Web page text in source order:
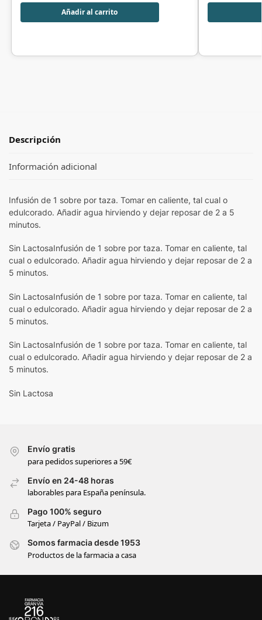
Añadir al carrito
Descripción
Información adicional
Infusión de 1 sobre por taza. Tomar en caliente, tal cual o
edulcorado. Añadir agua hirviendo y dejar reposar de 2 a 5
minutos.
Sin LactosaInfusión de 1 sobre por taza. Tomar en caliente, tal
cual o edulcorado. Añadir agua hirviendo y dejar reposar de 2 a
5 minutos.
Sin LactosaInfusión de 1 sobre por taza. Tomar en caliente, tal
cual o edulcorado. Añadir agua hirviendo y dejar reposar de 2 a
5 minutos.
Sin LactosaInfusión de 1 sobre por taza. Tomar en caliente, tal
cual o edulcorado. Añadir agua hirviendo y dejar reposar de 2 a
5 minutos.
Sin Lactosa
Envío gratis
para pedidos superiores a 59€
Envío en 24-48 horas
laborables para España península.
Pago 100% seguro
Tarjeta / PayPal / Bizum
Somos farmacia desde 1953
Productos de la farmacia a casa